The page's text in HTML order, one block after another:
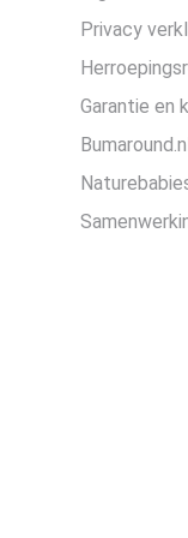
Privacy
Garantie en